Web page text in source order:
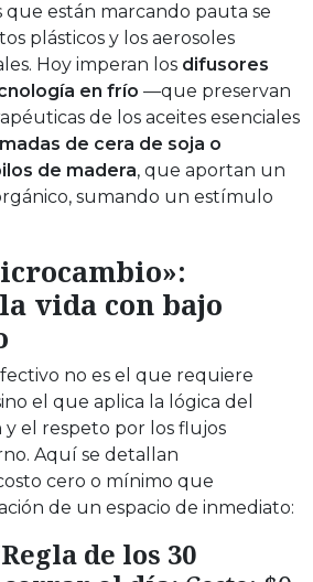
que están marcando pauta se
plásticos y los aerosoles
Hoy imperan los difusores
en frío —que preservan
de los aceites esenciales
de cera de soja o
de madera, que aportan un
sumando un estímulo
vida con bajo
no es el que requiere
el que aplica la lógica del
el respeto por los flujos
Aquí se detallan
cero o mínimo que
de un espacio de inmediato:
de los 30